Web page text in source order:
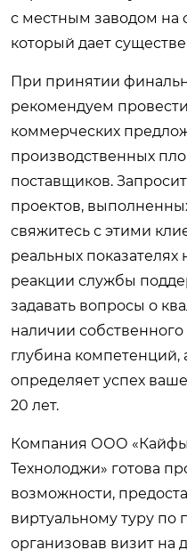
с местным заводом на
который дает
При принятии
рекомендуем
коммерческих
производственных
поставщиков.
проектов,
свяжитесь с этими
реальных показателях
реакции службы
задавать вопросы о
наличии
глубина
определяет успех
20 лет.
Компания ООО
Технолоджи» готова
возможности,
виртуальному туру по
организовав визит на